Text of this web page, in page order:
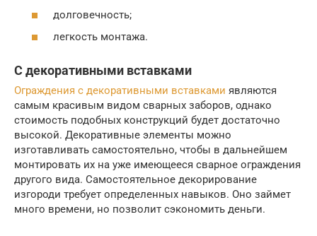
долговечность;
легкость монтажа.
С декоративными вставками
Ограждения с декоративными вставками являются
самым красивым видом сварных заборов, однако
стоимость подобных конструкций будет достаточно
высокой. Декоративные элементы можно
изготавливать самостоятельно, чтобы в дальнейшем
монтировать их на уже имеющееся сварное ограждения
другого вида. Самостоятельное декорирование
изгороди требует определенных навыков. Оно займет
много времени, но позволит сэкономить деньги.